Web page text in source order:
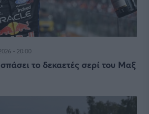
- 20:00
το δεκαετές σερί του Μαξ